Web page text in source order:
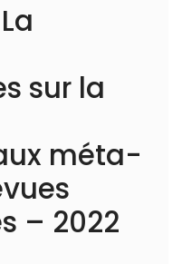
sur la
méta-
– 2022